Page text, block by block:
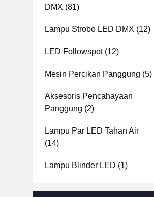
DMX (81)
Lampu Strobo LED DMX (12)
LED Followspot(12)
Mesin Percikan Panggung (5)
Aksesoris Pencahayaan
Panggung (2)
Lampu Par LED Tahan Air
(14)
Lampu Blinder LED (1)